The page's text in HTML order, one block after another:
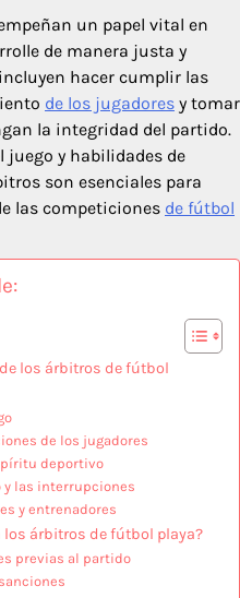
un papel vital en
de manera justa y
hacer cumplir las
de los jugadores y tomar
la integridad del partido.
y habilidades de
son esenciales para
las competiciones de fútbol
los árbitros de fútbol
de los jugadores
deportivo
las interrupciones
y entrenadores
los árbitros de fútbol playa?
previas al partido